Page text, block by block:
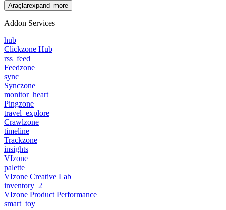
Araçlarexpand_more
Addon Services
hub
Clickzone Hub
rss_feed
Feedzone
sync
Synczone
monitor_heart
Pingzone
travel_explore
Crawlzone
timeline
Trackzone
insights
VIzone
palette
VIzone Creative Lab
inventory_2
VIzone Product Performance
smart_toy